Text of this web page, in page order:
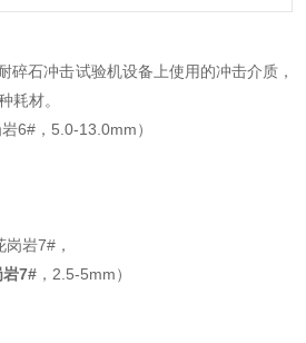
碎石冲击试验机设备上使用的冲击介质，
耗材。
6#，5.0-13.0mm）
岩7#，
岩7# ，2.5-5mm）